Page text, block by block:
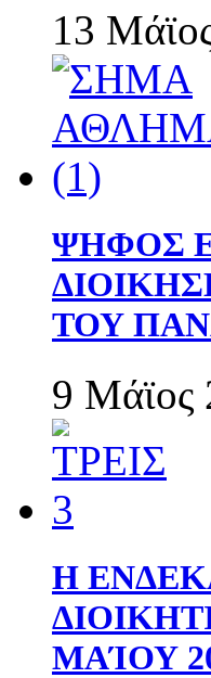
13
ΨΗΦΟΣ
ΤΟΥ
9 Μάϊος
Η
ΜΑΊΟΥ